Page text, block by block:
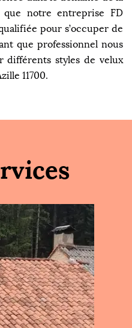
notre entreprise FD
pour s’occuper de
que professionnel nous
différents styles de velux
11700.